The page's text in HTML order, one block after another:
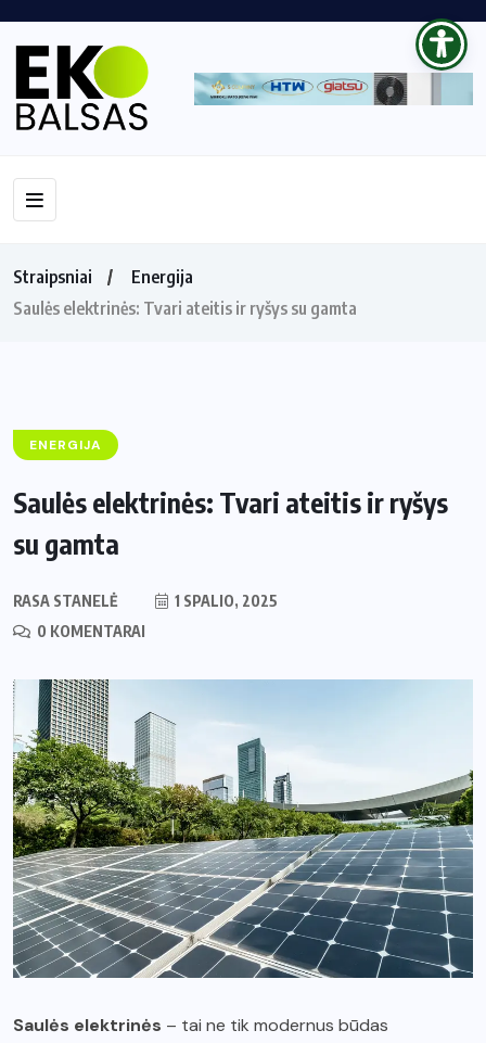
Straipsniai
Energija
Saulės elektrinės: Tvari ateitis ir ryšys su gamta
ENERGIJA
Saulės elektrinės: Tvari ateitis ir ryšys
su gamta
RASA STANELĖ
1 SPALIO, 2025
0 KOMENTARAI
Saulės elektrinės – tai ne tik modernus būdas